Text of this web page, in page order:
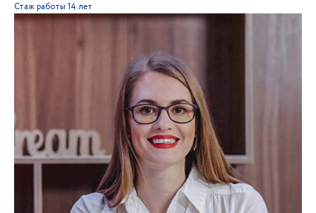
Стаж работы 14 лет